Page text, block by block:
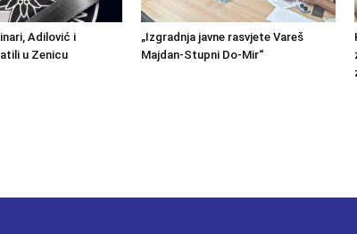
Adilović i
u Zenicu
„Izgradnja javne rasvjete Vareš
Majdan-Stupni Do-Mir“